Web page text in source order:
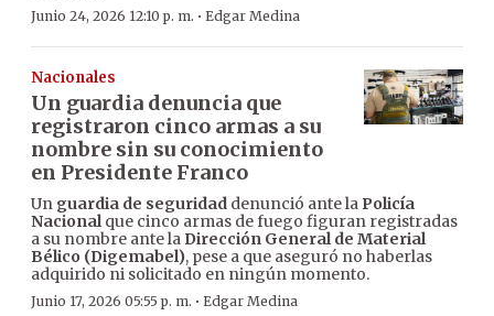
Junio 24, 2026 12:10 p. m. · Edgar Medina
Nacionales
Un guardia denuncia que
registraron cinco armas a su
nombre sin su conocimiento
en Presidente Franco
Un guardia de seguridad denunció ante la Policía
Nacionalque cinco armas de fuego figuran registradas
a su nombre ante la Dirección General de Material
Bélico (Digemabel), pese a que aseguró no haberlas
adquirido ni solicitado en ningún momento.
Junio 17, 2026 05:55 p. m. · Edgar Medina